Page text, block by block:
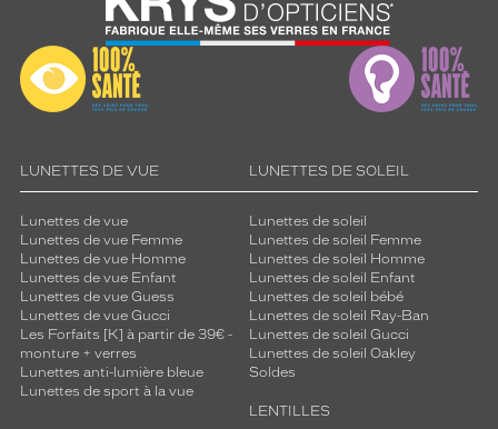
LUNETTES DE VUE
Lunettes de vue
Lunettes de vue Femme
Lunettes de vue Homme
Lunettes de vue Enfant
Lunettes de vue Guess
Lunettes de vue Gucci
Les Forfaits [K] à partir de 39€ -
monture + verres
Lunettes anti-lumière bleue
Lunettes de sport à la vue
LUNETTES DE SOLEIL
Lunettes de soleil
Lunettes de soleil Femme
Lunettes de soleil Homme
Lunettes de soleil Enfant
Lunettes de soleil bébé
Lunettes de soleil Ray-Ban
Lunettes de soleil Gucci
Lunettes de soleil Oakley
Soldes
LENTILLES